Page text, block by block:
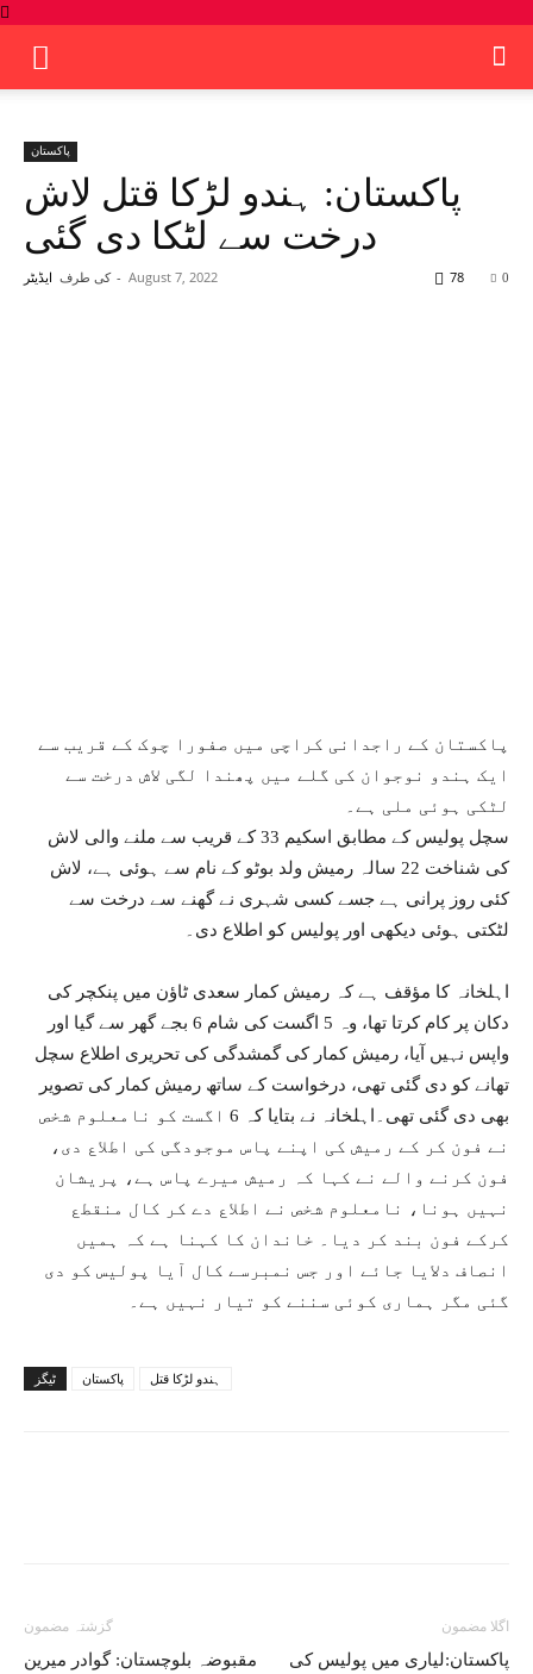
پاکستان
پاکستان: ہندو لڑکا قتل لاش
درخت سے لٹکا دی گئی
کی طرف ایڈیٹر - August 7, 2022 0
78
پاکستان کے راجدانی کراچی میں صفورا چوک کے قریب سے
ایک ہندو نوجوان کی گلے میں پھندا لگی لاش درخت سے
لٹکی ہوئی ملی ہے۔
سچل پولیس کے مطابق اسکیم 33 کے قریب سے ملنے والی لاش
کی شناخت 22 سالہ رمیش ولد بوٹو کے نام سے ہوئی ہے، لاش
کئی روز پرانی ہے جسے کسی شہری نے گھنے سے درخت سے
لٹکتی ہوئی دیکھی اور پولیس کو اطلاع دی۔
اہلخانہ کا مؤقف ہے کہ رمیش کمار سعدی ٹاؤن میں پنکچر کی
دکان پر کام کرتا تھا، وہ 5 اگست کی شام 6 بجے گھر سے گیا اور
واپس نہیں آیا، رمیش کمار کی گمشدگی کی تحریری اطلاع سچل
تھانے کو دی گئی تھی، درخواست کے ساتھ رمیش کمار کی تصویر
بھی دی گئی تھی۔اہلخانہ نے بتایا کہ 6 اگست کو نامعلوم شخص
نے فون کر کے رمیش کی اپنے پاس موجودگی کی اطلاع دی،
فون کرنے والے نے کہا کہ رمیش میرے پاس ہے، پریشان
نہیں ہونا، نامعلوم شخص نے اطلاع دے کر کال منقطع
کرکے فون بند کر دیا۔ خاندان کا کہنا ہے کہ ہمیں
انصاف دلایا جائے اور جس نمبرسے کال آیا پولیس کو دی
گئی مگر ہماری کوئی سننے کو تیار نہیں ہے۔
ٹیگز پاکستان ہندو لڑکا قتل
گزشتہ مضمون
مقبوضہ بلوچستان: گوادر میرین
اگلا مضمون
پاکستان:لیاری میں پولیس کی